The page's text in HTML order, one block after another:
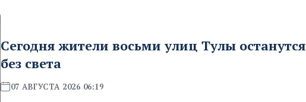
Сегодня жители восьми улиц Тулы останутся
без света
07 АВГУСТА 2026 06:19